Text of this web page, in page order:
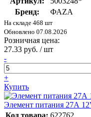
Бренд:
ФАZА
На складе 468 шт
Обновлено 07.08.2026
Розничная цена:
27.33 руб. / шт
-
+
Купить
Элемент питания 27А
Код товара: 622762